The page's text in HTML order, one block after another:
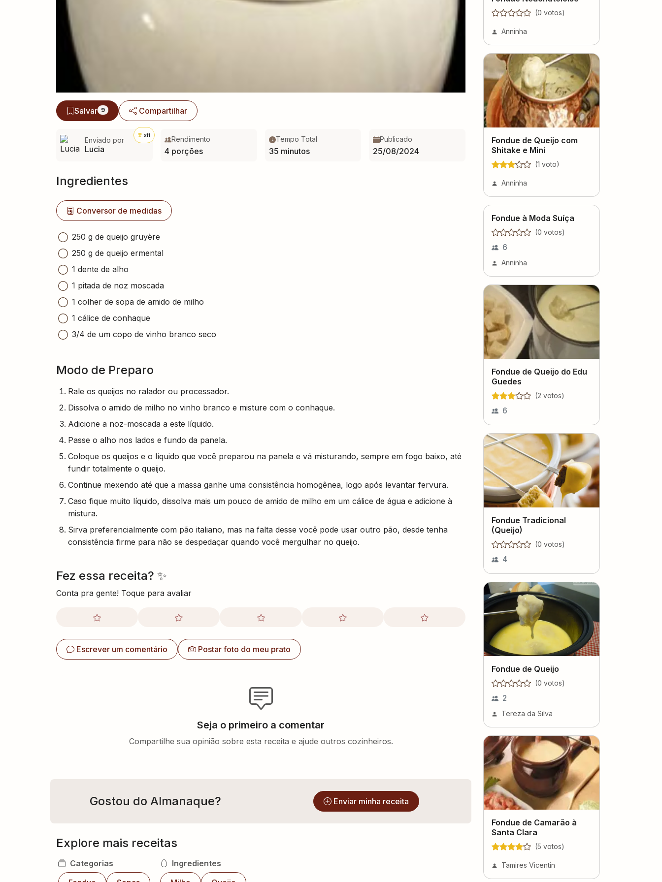
Salvar 9 Compartilhar
Enviado por
Lucia
x11 Rendimento
4 porções
Tempo Total
35 minutos
Publicado
25/08/2024
Ingredientes
Conversor de medidas
250 g de queijo gruyère
250 g de queijo ermental
1 dente de alho
1 pitada de noz moscada
1 colher de sopa de amido de milho
1 cálice de conhaque
3/4 de um copo de vinho branco seco
Modo de Preparo
Rale os queijos no ralador ou processador.
Dissolva o amido de milho no vinho branco e misture com o conhaque.
Adicione a noz-moscada a este líquido.
Passe o alho nos lados e fundo da panela.
Coloque os queijos e o líquido que você preparou na panela e vá misturando, sempre em fogo baixo, até
fundir totalmente o queijo.
Continue mexendo até que a massa ganhe uma consistência homogênea, logo após levantar fervura.
Caso fique muito líquido, dissolva mais um pouco de amido de milho em um cálice de água e adicione à
mistura.
Sirva preferencialmente com pão italiano, mas na falta desse você pode usar outro pão, desde tenha
consistência firme para não se despedaçar quando você mergulhar no queijo.
Fez essa receita? ✨
Conta pra gente! Toque para avaliar
Escrever um comentário Postar foto do meu prato
Seja o primeiro a comentar
Compartilhe sua opinião sobre esta receita e ajude outros cozinheiros.
Gostou do Almanaque? Enviar minha receita
Explore mais receitas
Categorias
Ingredientes
(0 votos)
Anninha
Fondue de Queijo com
Shitake e Mini
(1 voto)
Anninha
Fondue à Moda Suíça
(0 votos)
6
Anninha
Fondue de Queijo do Edu
Guedes
(2 votos)
6
Fondue Tradicional
(Queijo)
(0 votos)
4
Fondue de Queijo
(0 votos)
2
Tereza da Silva
Fondue de Camarão à
Santa Clara
(5 votos)
Tamires Vicentin